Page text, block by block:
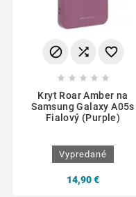
  
    
Kryt Roar Amber na
Samsung Galaxy A05s
Fialový (Purple)
Vypredané
14,90 €